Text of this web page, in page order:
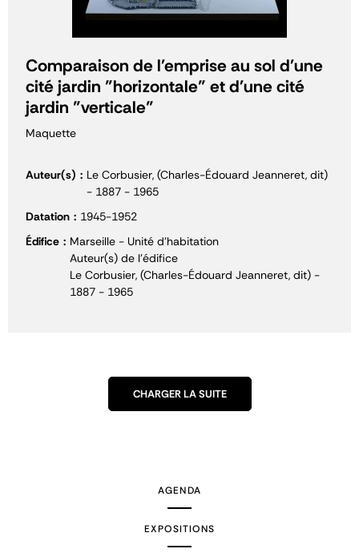
Comparaison de l'emprise au sol d'une
cité jardin "horizontale" et d'une cité
jardin "verticale"
Maquette
Auteur(s)
Le Corbusier, (Charles-Édouard Jeanneret, dit)
- 1887 - 1965
Datation
1945-1952
Édifice
Marseille - Unité d'habitation
Auteur(s) de l'édifice
Le Corbusier, (Charles-Édouard Jeanneret, dit) -
1887 - 1965
CHARGER LA SUITE
AGENDA
EXPOSITIONS